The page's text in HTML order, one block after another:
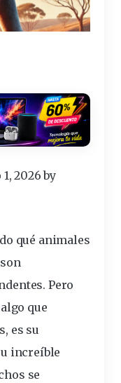
2026 by
qué animales
Pero
que
es su
increíble
se